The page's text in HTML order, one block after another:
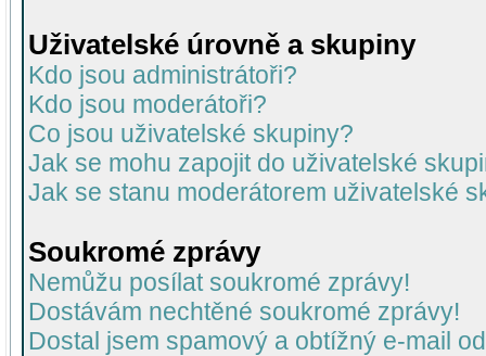
Uživatelské úrovně a skupiny
Kdo jsou administrátoři?
Kdo jsou moderátoři?
Co jsou uživatelské skupiny?
Jak se mohu zapojit do uživatelské
Jak se stanu moderátorem uživatelské
Soukromé zprávy
Nemůžu posílat soukromé zprávy!
Dostávám nechtěné soukromé zprávy!
Dostal jsem spamový a obtížný e-mail